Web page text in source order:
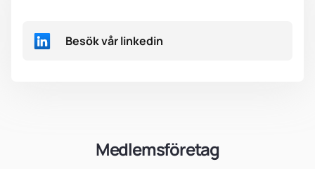
Besök vår linkedin
Medlemsföretag